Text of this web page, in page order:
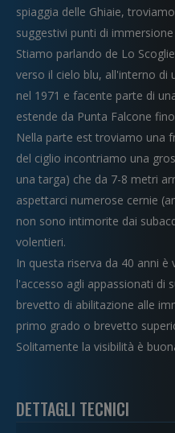
spiaggia delle Ghiaie,
suggestivi punti di
Stiamo parlando de Lo
verso il cielo blu, all'interno
nel 1971 e facente parte di
estende da Punta Falcone
Nella parte est troviamo una
del ciglio incontriamo una
una targa) che da 7-8 metri
aspettarci numerose cernie
non sono intimorite dai
volentieri.
In questa riserva da 40 anni
l'accesso agli appassionati di
brevetto di abilitazione alle
primo grado o brevetto
Solitamente la visibilità è
DETTAGLI TECNICI